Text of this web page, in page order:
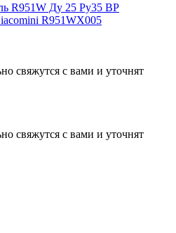
R951W Ду 25 Ру35 ВР
R951WX005
свяжутся с вами и уточнят
свяжутся с вами и уточнят